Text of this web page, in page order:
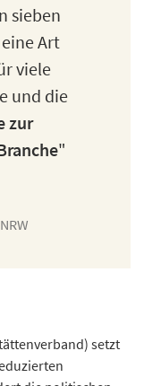
sieben
Art
viele
und die
zur
"
setzt